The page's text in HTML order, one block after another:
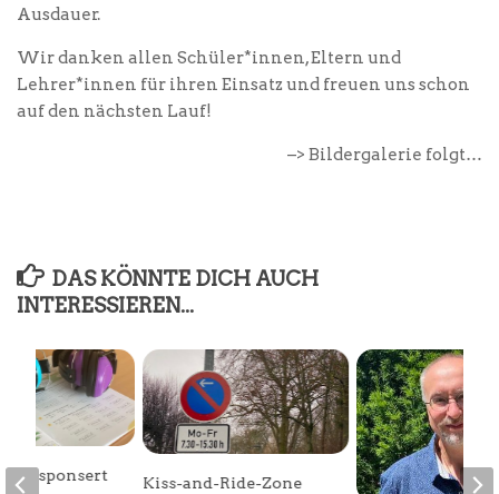
Ausdauer.
Wir danken allen Schüler*innen, Eltern und
Lehrer*innen für ihren Einsatz und freuen uns schon
auf den nächsten Lauf!
–> Bildergalerie folgt…
DAS KÖNNTE DICH AUCH
INTERESSIEREN...
Kiss-and-Ride-Zone
sponsert